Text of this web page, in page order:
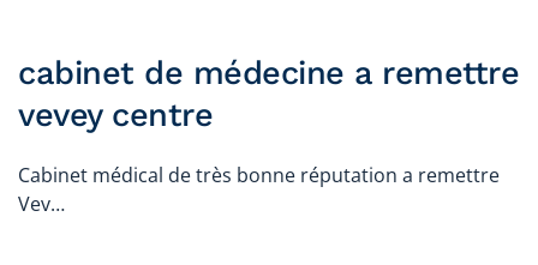
cabinet de médecine a remettre
vevey centre
Cabinet médical de très bonne réputation a remettre
Vev…